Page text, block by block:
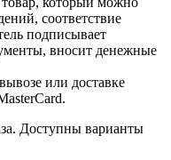
соответствие
подписывает
вносит денежные
или доставке
Доступны варианты